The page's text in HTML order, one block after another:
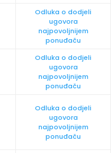
Odluka o dodjeli
ugovora
najpovoljnijem
ponuđaču
Odluka o dodjeli
ugovora
najpovoljnijem
ponuđaču
Odluka o dodjeli
ugovora
najpovoljnijem
ponuđaču